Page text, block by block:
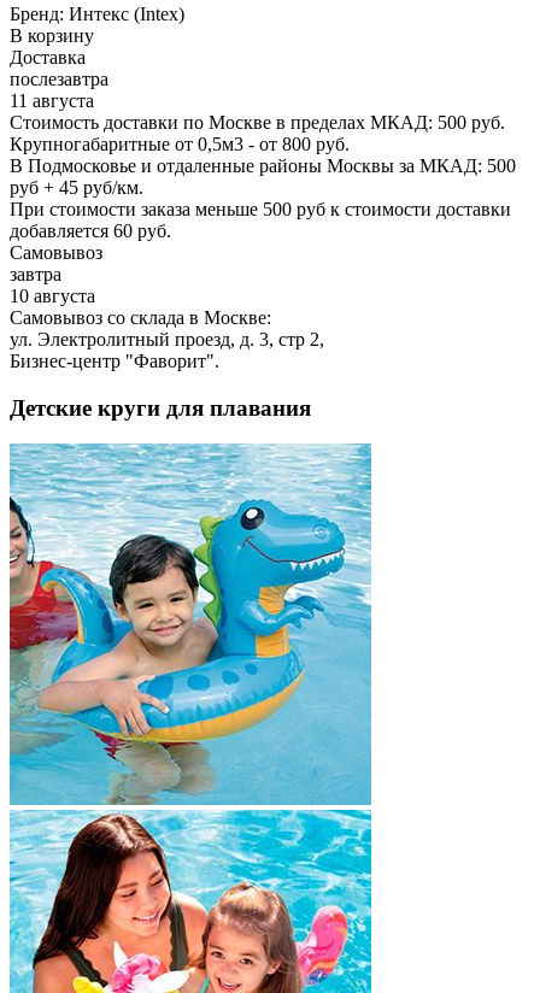
Бренд: Интекс (Intex)
В корзину
Доставка
послезавтра
11 августа
Стоимость доставки по Москве в пределах МКАД: 500 руб.
Крупногабаритные от 0,5м3 - от 800 руб.
В Подмосковье и отдаленные районы Москвы за МКАД: 500
руб + 45 руб/км.
При стоимости заказа меньше 500 руб к стоимости доставки
добавляется 60 руб.
Самовывоз
завтра
10 августа
Самовывоз со склада в Москве:
ул. Электролитный проезд, д. 3, стр 2,
Бизнес-центр "Фаворит".
Детские круги для плавания